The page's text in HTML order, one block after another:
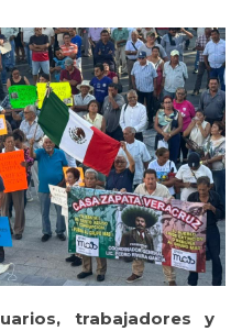
trabajadores y